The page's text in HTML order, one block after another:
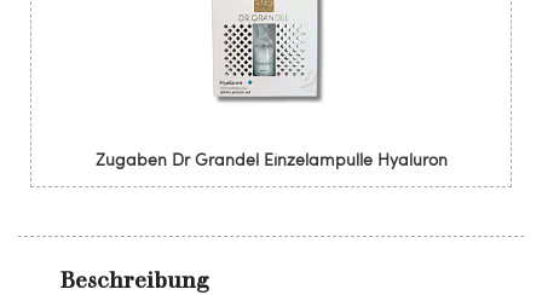
Beschreibung
Zugaben Dr Grandel Einzelampulle Hyaluron